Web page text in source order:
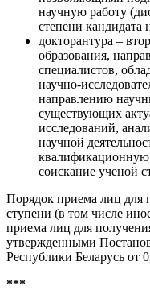
научную работу
степени кандидата
докторантура –
образования,
специалистов,
научно-
направлению
существующих
исследований,
научной
квалификационную
соискание ученой
Порядок приема лиц для
ступени (в том числе
приема лиц для
утвержденными
Республики Беларусь от
***